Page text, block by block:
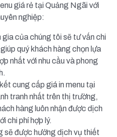
giá rẻ tại Quảng Ngãi với
nghiệp:
của chúng tôi sẽ tư vấn chi
quý khách hàng chọn lựa
nhất với nhu cầu và phong
cung cấp giá in menu tại
tranh nhất trên thị trường,
hàng luôn nhận được dịch
chi phí hợp lý.
sẽ được hưởng dịch vụ thiết